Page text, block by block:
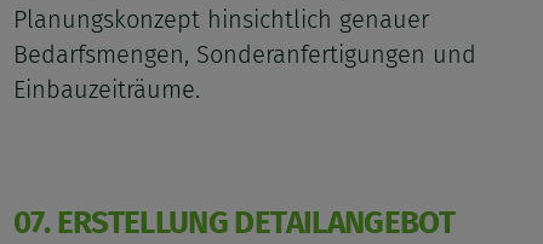
Planungskonzept hinsichtlich genauer
Bedarfsmengen, Sonderanfertigungen und
Einbauzeiträume.
07. ERSTELLUNG DETAILANGEBOT